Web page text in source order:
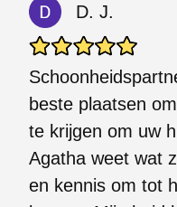
D. J.
beste plaatsen
te krijgen om uw
Agatha weet wat
en kennis om tot